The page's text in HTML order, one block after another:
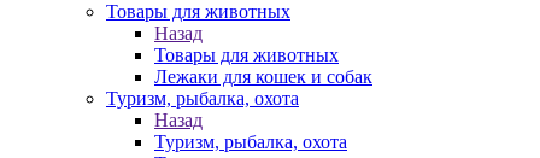
Товары для животных
Назад
Товары для животных
Лежаки для кошек и собак
Туризм, рыбалка, охота
Назад
Туризм, рыбалка, охота